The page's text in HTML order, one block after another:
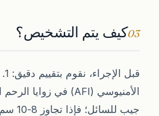
03كيف يتم التشخيص؟
جيب